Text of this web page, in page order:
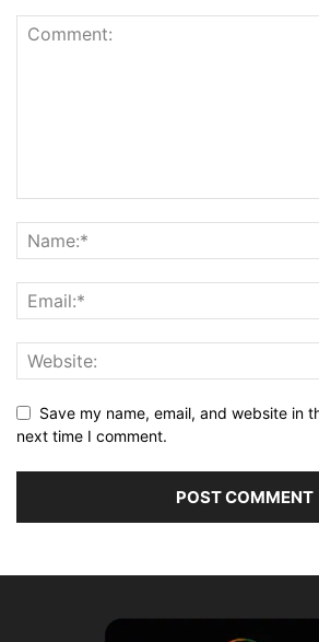
Save my name, email, and website in
next time I comment.